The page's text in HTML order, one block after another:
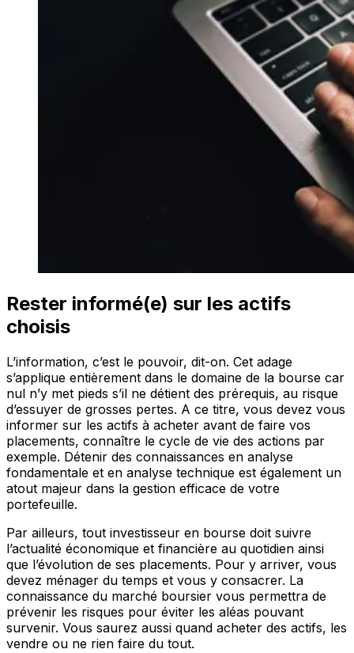
Rester informé(e) sur les actifs
choisis
L’information, c’est le pouvoir, dit-on. Cet adage
s’applique entièrement dans le domaine de la bourse car
nul n’y met pieds s’il ne détient des prérequis, au risque
d’essuyer de grosses pertes. A ce titre, vous devez vous
informer sur les actifs à acheter avant de faire vos
placements, connaître le cycle de vie des actions par
exemple. Détenir des connaissances en analyse
fondamentale et en analyse technique est également un
atout majeur dans la gestion efficace de votre
portefeuille.
Par ailleurs, tout investisseur en bourse doit suivre
l’actualité économique et financière au quotidien ainsi
que l’évolution de ses placements. Pour y arriver, vous
devez ménager du temps et vous y consacrer. La
connaissance du marché boursier vous permettra de
prévenir les risques pour éviter les aléas pouvant
survenir. Vous saurez aussi quand acheter des actifs, les
vendre ou ne rien faire du tout.